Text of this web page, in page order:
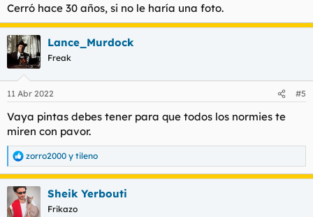
Cerró hace 30 años, si no le haría una foto.
Lance_Murdock
Freak
11 Abr 2022 #5
Vaya pintas debes tener para que todos los normies te
miren con pavor.
R
e
c
c
zorro2000 y tileno
Sheik Yerbouti
Frikazo